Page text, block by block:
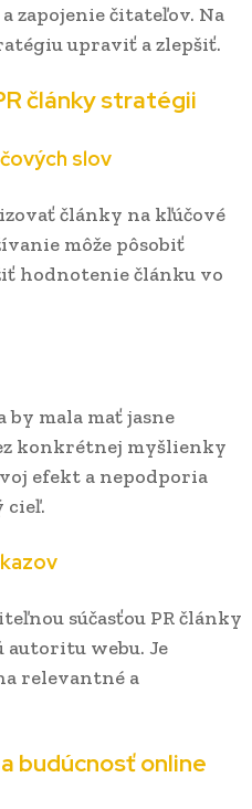
zapojenie čitateľov. Na
upraviť a zlepšiť.
články stratégii
slov
články na kľúčové
môže pôsobiť
hodnotenie článku vo
by mala mať jasne
konkrétnej myšlienky
efekt a nepodporia
cieľ.
súčasťou PR články
autoritu webu. Je
relevantné a
budúcnosť online